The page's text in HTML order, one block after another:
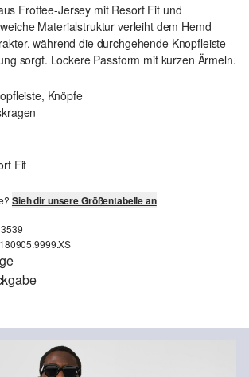
Frottee-Jersey mit Resort Fit und
Materialstruktur verleiht dem Hemd
während die durchgehende Knopfleiste
sorgt. Lockere Passform mit kurzen Ärmeln.
Knöpfe
Fit
Sieh dir unsere Größentabelle an
von kostenfreier Standardlieferung ab